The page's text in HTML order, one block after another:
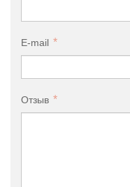
E-mail
Отзыв